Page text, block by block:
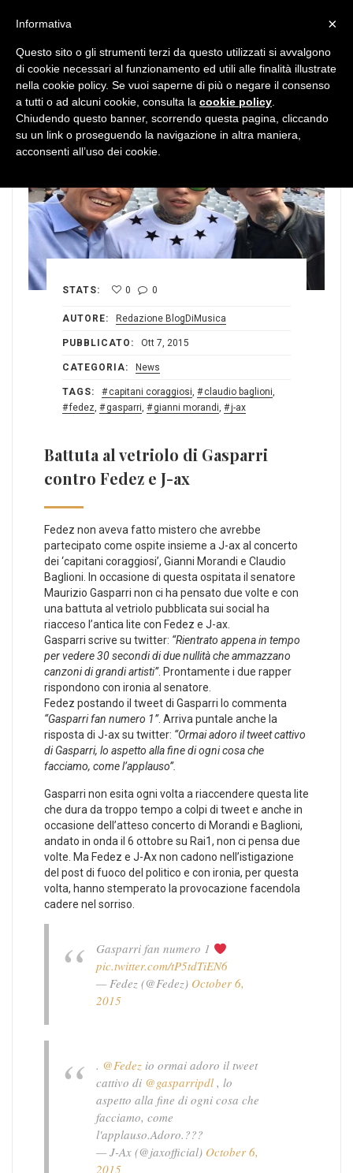
STATS: 0 0
AUTORE: Redazione BlogDiMusica
PUBBLICATO: Ott 7, 2015
CATEGORIA: News
TAGS: capitani coraggiosi, claudio baglioni,
fedez, gasparri, gianni morandi, j-ax
Battuta al vetriolo di Gasparri
contro Fedez e J-ax
Fedez non aveva fatto mistero che avrebbe
partecipato come ospite insieme a J-ax al concerto
dei ‘capitani coraggiosi’, Gianni Morandi e Claudio
Baglioni. In occasione di questa ospitata il senatore
Maurizio Gasparri non ci ha pensato due volte e con
una battuta al vetriolo pubblicata sui social ha
riacceso l’antica lite con Fedez e J-ax.
Gasparri scrive su twitter: “Rientrato appena in tempo
per vedere 30 secondi di due nullità che ammazzano
canzoni di grandi artisti”. Prontamente i due rapper
rispondono con ironia al senatore.
Fedez postando il tweet di Gasparri lo commenta
“Gasparri fan numero 1”. Arriva puntale anche la
risposta di J-ax su twitter: “Ormai adoro il tweet cattivo
di Gasparri, lo aspetto alla fine di ogni cosa che
facciamo, come l’applauso”.
Gasparri non esita ogni volta a riaccendere questa lite
che dura da troppo tempo a colpi di tweet e anche in
occasione dell’atteso concerto di Morandi e Baglioni,
andato in onda il 6 ottobre su Rai1, non ci pensa due
volte. Ma Fedez e J-Ax non cadono nell’istigazione
del post di fuoco del politico e con ironia, per questa
volta, hanno stemperato la provocazione facendola
cadere nel sorriso.
Gasparri fan numero 1
pic.twitter.com/tP5tdTiEN6
— Fedez (@Fedez) October 6,
2015
. @Fedez io ormai adoro il tweet
cattivo di @gasparripdl , lo
aspetto alla fine di ogni cosa che
facciamo, come
l'applauso.Adoro.???
— J-Ax (@jaxofficial) October 6,
2015
×
Informativa
Questo sito o gli strumenti terzi da questo utilizzati si avvalgono
di cookie necessari al funzionamento ed utili alle finalità illustrate
nella cookie policy. Se vuoi saperne di più o negare il consenso
a tutti o ad alcuni cookie, consulta la cookie policy
Chiudendo questo banner, scorrendo questa pagina, cliccando
su un link o proseguendo la navigazione in altra maniera,
acconsenti all’uso dei cookie.